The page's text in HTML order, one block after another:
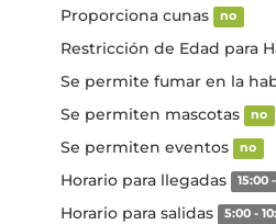
Proporciona cunas no
Restricción de Edad para
Se permite fumar en la
Se permiten mascotas no
Se permiten eventos no
Horario para llegadas 15:00
Horario para salidas 5:00 -